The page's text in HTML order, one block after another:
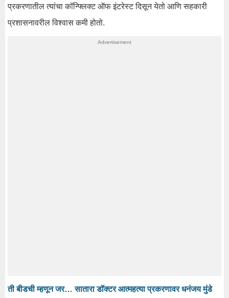
प्रकरणातील त्यांचा कॉन्फ्लिक्ट ऑफ इंटरेस्ट दिसून येतो आणि सहकारी
प्रशासनावरील विश्वास कमी होतो.
ती बीडची म्हणून जर… सातारा डॉक्टर आत्महत्या प्रकरणावर धनंजय मुंडे